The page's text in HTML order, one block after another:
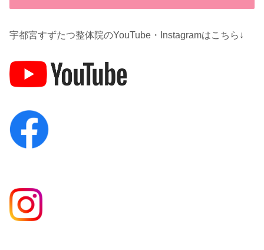
宇都宮すずたつ整体院のYouTube・Instagramはこちら↓